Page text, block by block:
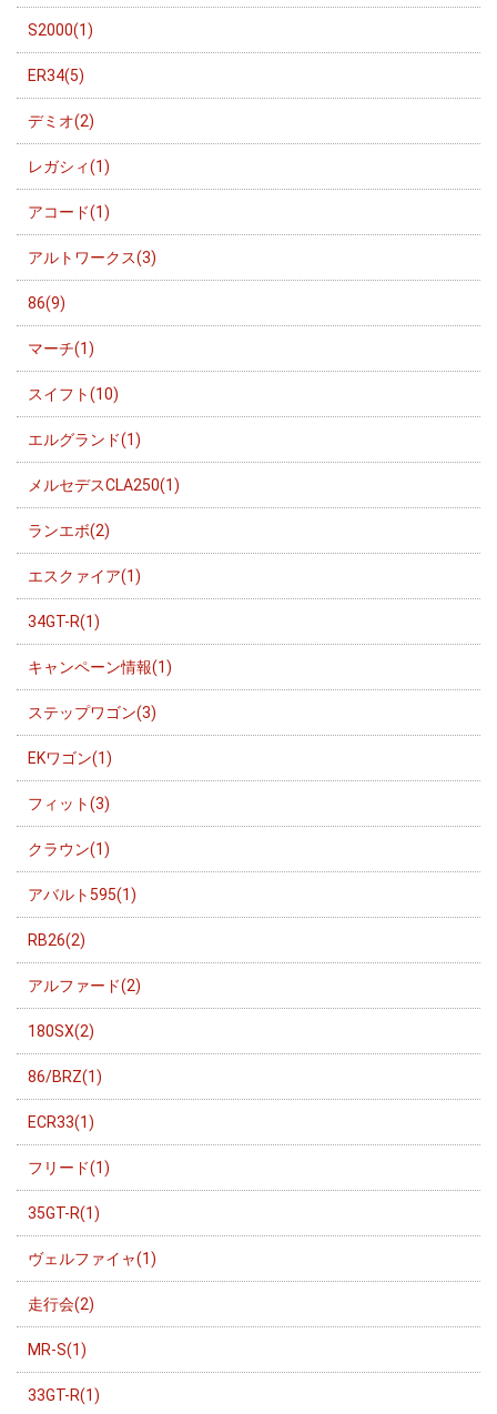
S2000(1)
ER34(5)
デミオ(2)
レガシィ(1)
アコード(1)
アルトワークス(3)
86(9)
マーチ(1)
スイフト(10)
エルグランド(1)
メルセデスCLA250(1)
ランエボ(2)
エスクァイア(1)
34GT-R(1)
キャンペーン情報(1)
ステップワゴン(3)
EKワゴン(1)
フィット(3)
クラウン(1)
アバルト595(1)
RB26(2)
アルファード(2)
180SX(2)
86/BRZ(1)
ECR33(1)
フリード(1)
35GT-R(1)
ヴェルファイャ(1)
走行会(2)
MR-S(1)
33GT-R(1)